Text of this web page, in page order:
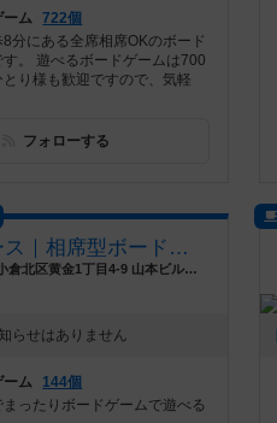
ーム 722個
分にある全席相席OKのボード
。 遊べるボードゲームは700
り様も歓迎ですので、気軽
フォローする
つなスペース｜相席型ボードゲームカフェ＆スペース『TSUNA』
福岡県北九州市小倉北区黄金1丁目4-9 山本ビルフローイン黄金 202号室
らせはありません
ーム
144個
ったりボードゲームで遊べる